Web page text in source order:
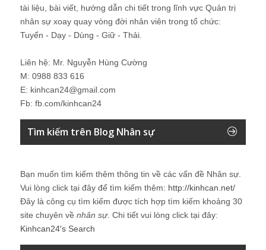
tài liệu, bài viết, hướng dẫn chi tiết trong lĩnh vực Quản trị
nhân sự xoay quay vòng đời nhân viên trong tổ chức:
Tuyển - Dạy - Dùng - Giữ - Thải.
Liên hệ: Mr. Nguyễn Hùng Cường
M: 0988 833 616
E: kinhcan24@gmail.com
Fb: fb.com/kinhcan24
Tìm kiếm trên Blog Nhân sự
Bạn muốn tìm kiếm thêm thông tin về các vấn đề Nhân sự
Vui lòng click tại đây để tìm kiếm thêm: http://kinhcan.net/
Đây là công cụ tìm kiếm được tích hợp tìm kiếm khoảng 30
site chuyên về nhân sự. Chi tiết vui lòng click tại đây:
Kinhcan24′s Search